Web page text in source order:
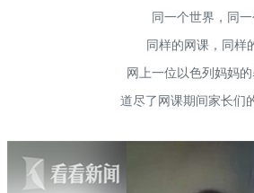
同一个世界，同
同样的网课，同样
网上一位以色列妈妈
道尽了网课期间家长们